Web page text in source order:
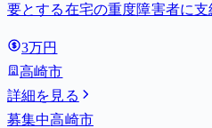
要とする在宅の重度障害者に
3万円
高崎市
詳細を見る
募集中高崎市